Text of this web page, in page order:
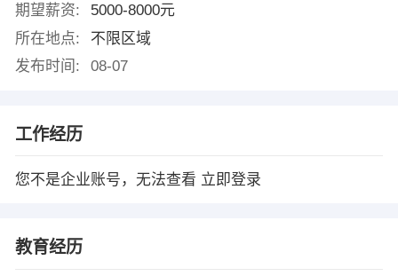
期望薪资:
5000-8000元
所在地点:
不限区域
发布时间:
08-07
工作经历
您不是企业账号，无法查看 立即登录
教育经历